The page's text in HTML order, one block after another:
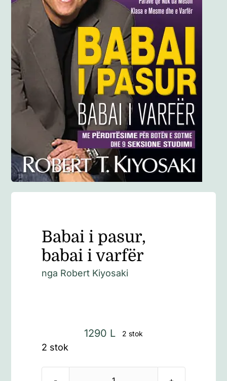
Anglisht
Ditarë
Evente
Blog
Babai i pasur,
babai i varfër
nga Robert Kiyosaki
1290 L 2 stok
2 stok